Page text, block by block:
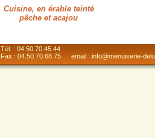
Cuisine, en érable teinté
pêche et acajou
Tél. : 04.50.70.45.44
Fax : 04.50.70.68.75
email : info@menuiserie-